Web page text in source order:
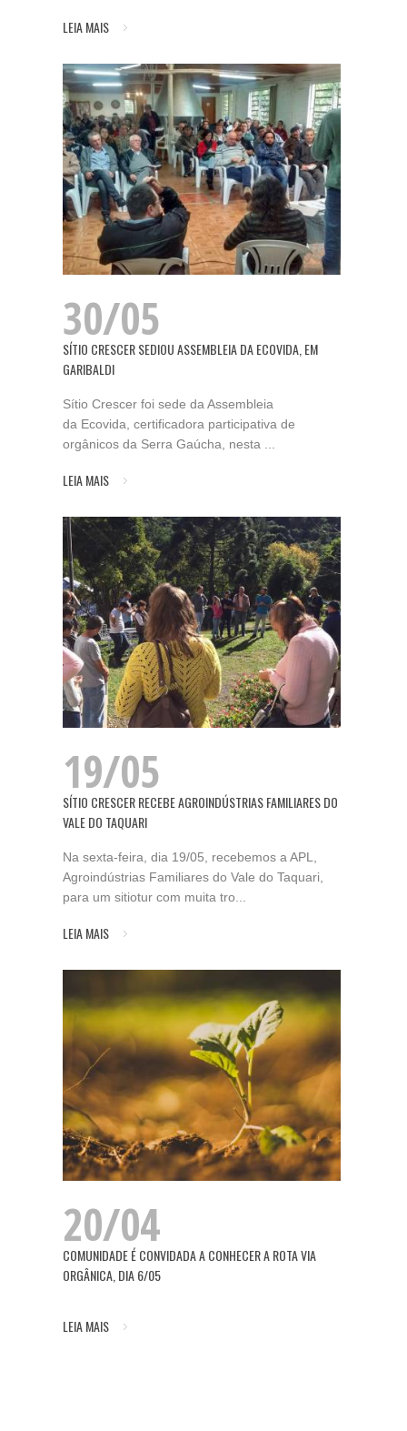
LEIA MAIS
30/05
SÍTIO CRESCER SEDIOU ASSEMBLEIA DA ECOVIDA, EM
GARIBALDI
Sítio Crescer foi sede da Assembleia
da Ecovida, certificadora participativa de
orgânicos da Serra Gaúcha, nesta ...
LEIA MAIS
19/05
SÍTIO CRESCER RECEBE AGROINDÚSTRIAS FAMILIARES DO
VALE DO TAQUARI
Na sexta-feira, dia 19/05, recebemos a APL,
Agroindústrias Familiares do Vale do Taquari,
para um sitiotur com muita tro...
LEIA MAIS
20/04
COMUNIDADE É CONVIDADA A CONHECER A ROTA VIA
ORGÂNICA, DIA 6/05
LEIA MAIS